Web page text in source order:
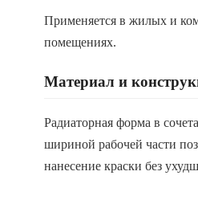
Применяется в жилых и
помещениях.
Материал и
Радиаторная форма в
шириной рабочей части
нанесение краски без